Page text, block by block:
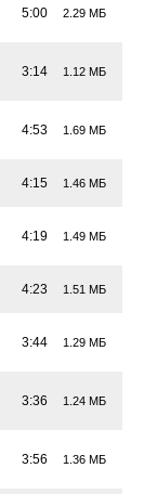
5:00 2.29 МБ
3:14 1.12 МБ
4:53 1.69 МБ
4:15 1.46 МБ
4:19 1.49 МБ
4:23 1.51 МБ
3:44 1.29 МБ
3:36 1.24 МБ
3:56 1.36 МБ